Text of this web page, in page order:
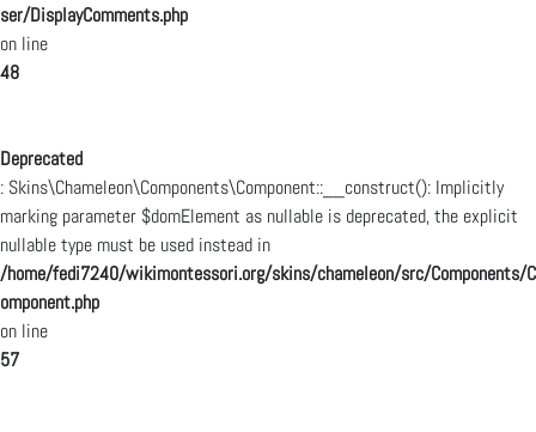
ser/DisplayComments.php
on line
48
Deprecated
: Skins\Chameleon\Components\Component::__construct(): Implicitly
marking parameter $domElement as nullable is deprecated, the explicit
nullable type must be used instead in
/home/fedi7240/wikimontessori.org/skins/chameleon/src/Components/C
omponent.php
on line
57